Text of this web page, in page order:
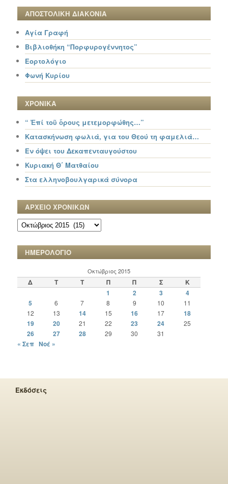
ΑΠΟΣΤΟΛΙΚΗ ΔΙΑΚΟΝΙΑ
Αγία Γραφή
Βιβλιοθήκη “Πορφυρογέννητος”
Εορτολόγιο
Φωνή Κυρίου
ΧΡΟΝΙΚΑ
“ Ἐπί τοῦ ὄρους μετεμορφώθης…”
Κατασκήνωση φωλιά, για του Θεού τη φαμελιά…
Εν όψει του Δεκαπενταυγούστου
Κυριακή Θ΄ Ματθαίου
Στα ελληνοβουλγαρικά σύνορα
ΑΡΧΕΙΟ ΧΡΟΝΙΚΩΝ
ΑΡΧΕΙΟ
ΧΡΟΝΙΚΩΝ
ΗΜΕΡΟΛΟΓΙΟ
Οκτώβριος 2015
Δ Τ Τ Π Π Σ
Κ
1
2 3
4
5
6 7 8 9 10
11
12
13 14 15 16 17
18
19
20 21 22 23 24 25
26 27 28 29 30 31
« Σεπ Νοέ »
Εκδόσεις